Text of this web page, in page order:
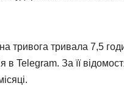
тривога тривала 7,5
в Telegram. За її